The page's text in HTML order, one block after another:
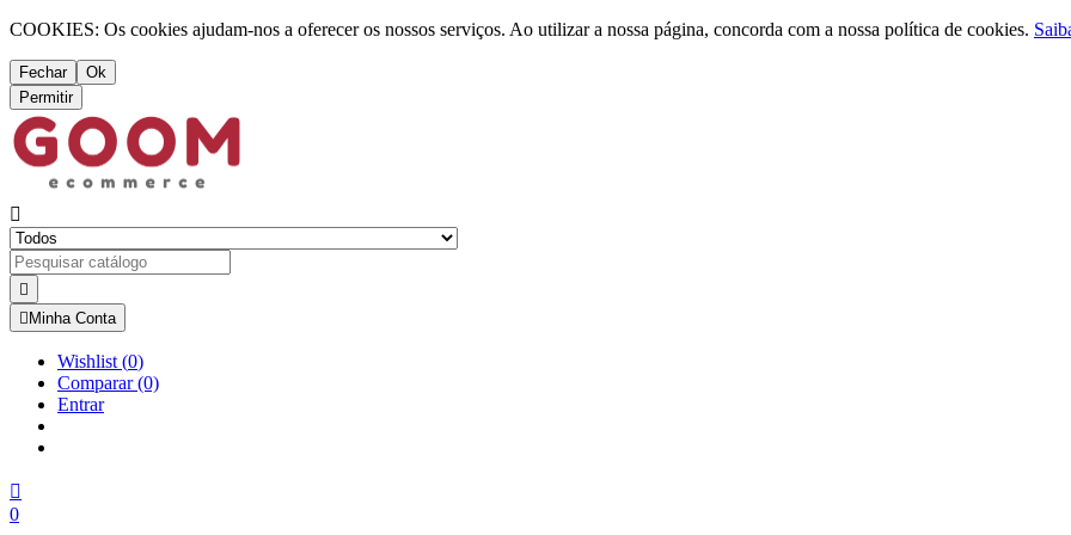
COOKIES: Os cookies ajudam-nos a oferecer os nossos serviços. Ao utilizar a nossa página, concorda com a nossa política de cookies.
Fechar
Ok
Permitir


 Minha Conta
Wishlist (0)
Comparar(0)
Entrar

0